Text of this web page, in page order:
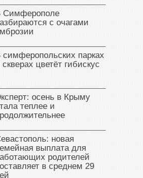
Симферополе
с очагами
симферопольских парках
скверах цветёт гибискус
осень в Крыму
теплее и
новая
выплата для
родителей
в среднем 29